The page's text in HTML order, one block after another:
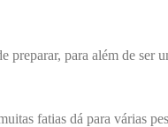
preparar, para além de
fatias dá para várias